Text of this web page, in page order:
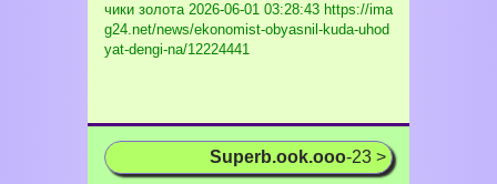
чики золота2026-06-01 03:28:43 https://ima
g24.net/news/ekonomist-obyasnil-kuda-uhod
yat-dengi-na/12224441
Superb.ook.ooo-23 >